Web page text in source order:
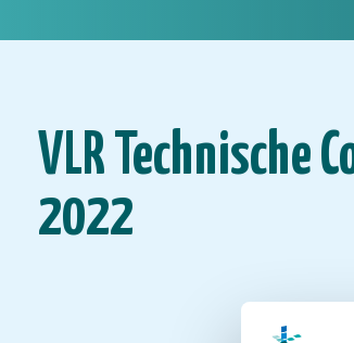
VLR Technische
2022